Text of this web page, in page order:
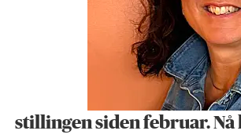
stillingen siden februar. Nå